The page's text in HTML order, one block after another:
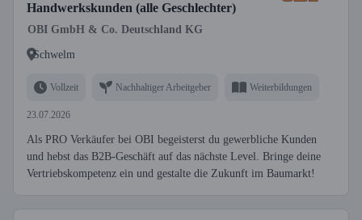
Handwerkskunden (alle Geschlechter)
OBI GmbH & Co. Deutschland KG
Schwelm
Vollzeit Nachhaltiger Arbeitgeber Weiterbildungen
23.07.2026
Als PRO Verkäufer bei OBI begeisterst du gewerbliche Kunden
und hebst das B2B-Geschäft auf das nächste Level. Bringe deine
Vertriebskompetenz ein und gestalte die Zukunft im Baumarkt!